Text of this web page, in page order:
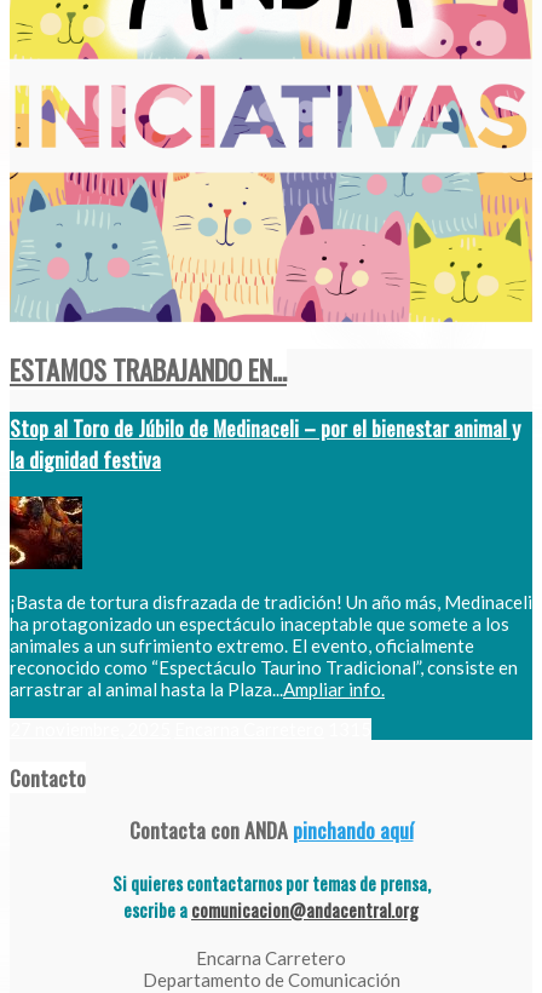
ESTAMOS TRABAJANDO EN...
Stop al Toro de Júbilo de Medinaceli – por el bienestar animal y
la dignidad festiva
¡Basta de tortura disfrazada de tradición! Un año más, Medinaceli
ha protagonizado un espectáculo inaceptable que somete a los
animales a un sufrimiento extremo. El evento, oficialmente
reconocido como “Espectáculo Taurino Tradicional”, consiste en
arrastrar al animal hasta la Plaza...Ampliar info.
Contacto
Contacta con ANDApinchando aquí
Si quieres contactarnos por temas de prensa,
escribe acomunicacion@andacentral.org
Encarna Carretero
Departamento de Comunicación